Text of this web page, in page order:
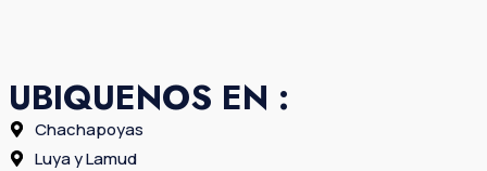
UBIQUENOS EN :
Chachapoyas
Luya y Lamud